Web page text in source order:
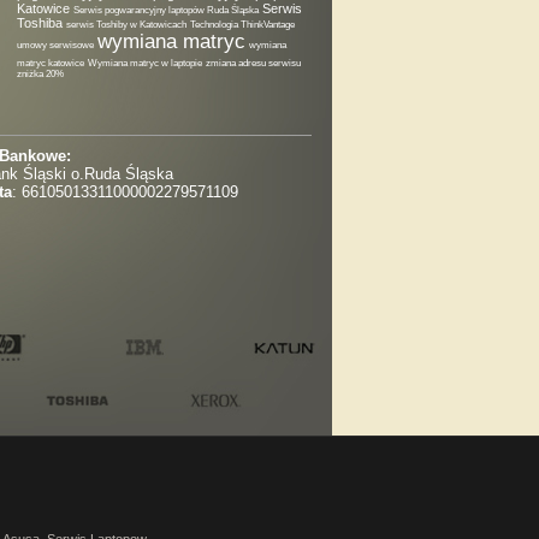
Katowice Serwis pogwarancyjny laptopów Ruda Śląska Serwis
Toshiba serwis Toshiby w Katowicach Technologia ThinkVantage
umowy serwisowe wymiana matryc wymiana
matryc katowice Wymiana matryc w laptopie zmiana adresu serwisu
zniżka 20%
Śląski o.Ruda Śląska
: 66105013311000002279571109